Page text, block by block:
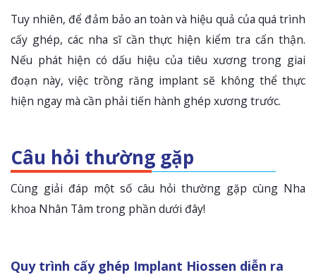
Tuy nhiên, để đảm bảo an toàn và hiệu quả của quá trình
cấy ghép, các nha sĩ cần thực hiện kiểm tra cẩn thận.
Nếu phát hiện có dấu hiệu của tiêu xương trong giai
đoạn này, việc trồng răng implant sẽ không thể thực
hiện ngay mà cần phải tiến hành ghép xương trước.
Câu hỏi thường gặp
Cùng giải đáp một số câu hỏi thường gặp cùng Nha
khoa Nhân Tâm trong phần dưới đây!
Quy trình cấy ghép Implant Hiossen diễn ra